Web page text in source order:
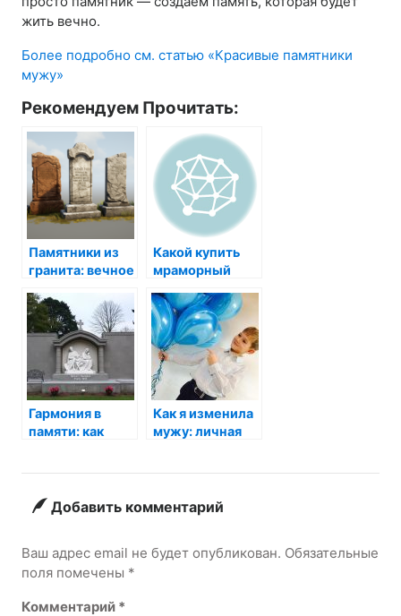
жить вечно.
Более подробно см. статью «Красивые памятники
мужу»
Рекомендуем Прочитать:
Памятники из
гранита: вечное
Какой купить
мраморный
могилу?
Гармония в
памяти: как
Как я изменила
мужу: личная
Добавить комментарий
Ваш адрес email не будет опубликован. Обязательные
поля помечены *
Комментарий *